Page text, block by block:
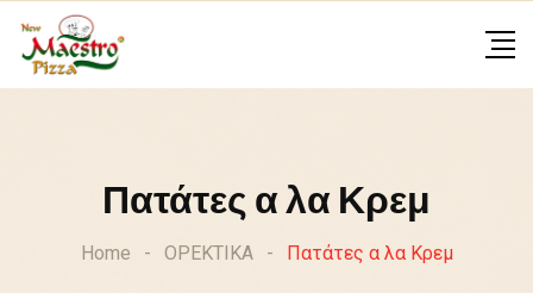
content
Πατάτες α λα Κρεμ
Home - ΟΡΕΚΤΙΚΑ - Πατάτες α λα Κρεμ